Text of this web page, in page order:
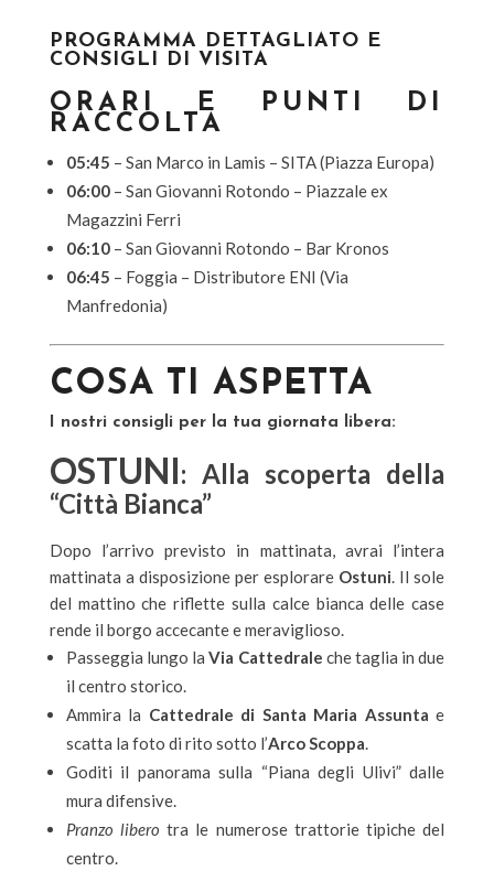
PROGRAMMA DETTAGLIATO E
CONSIGLI DI VISITA
ORARI E PUNTI DI
RACCOLTA
05:45 – San Marco in Lamis – SITA (Piazza Europa)
06:00– San Giovanni Rotondo – Piazzale ex
Magazzini Ferri
06:10– San Giovanni Rotondo – Bar Kronos
06:45 – Foggia – Distributore ENI (Via
Manfredonia)
COSA TI ASPETTA
I nostri consigli per la tua giornata libera:
OSTUNI: Alla scoperta della
“Città Bianca”
Dopo l’arrivo previsto in mattinata, avrai l’intera
mattinata a disposizione per esplorare Ostuni . Il sole
del mattino che riflette sulla calce bianca delle case
rende il borgo accecante e meraviglioso.
Passeggia lungo laVia Cattedrale che taglia in due
il centro storico.
Ammira la Cattedrale di Santa Maria Assunta e
scatta la foto di rito sotto l’Arco Scoppa
Goditi il panorama sulla “Piana degli Ulivi” dalle
mura difensive.
Pranzo libero tra le numerose trattorie tipiche del
centro.